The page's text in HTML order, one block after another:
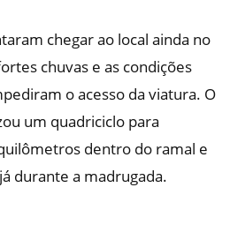
chegar ao local ainda no
chuvas e as condições
o acesso da viatura. O
um quadriciclo para
dentro do ramal e
durante a madrugada.